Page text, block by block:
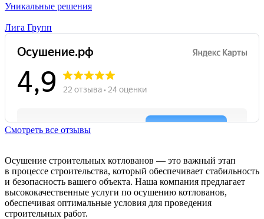
Уникальные решения
Лига Групп
Смотреть все отзывы
Осушение строительных котлованов — это важный этап
в процессе строительства, который обеспечивает стабильность
и безопасность вашего объекта. Наша компания предлагает
высококачественные услуги по осушению котлованов,
обеспечивая оптимальные условия для проведения
строительных работ.